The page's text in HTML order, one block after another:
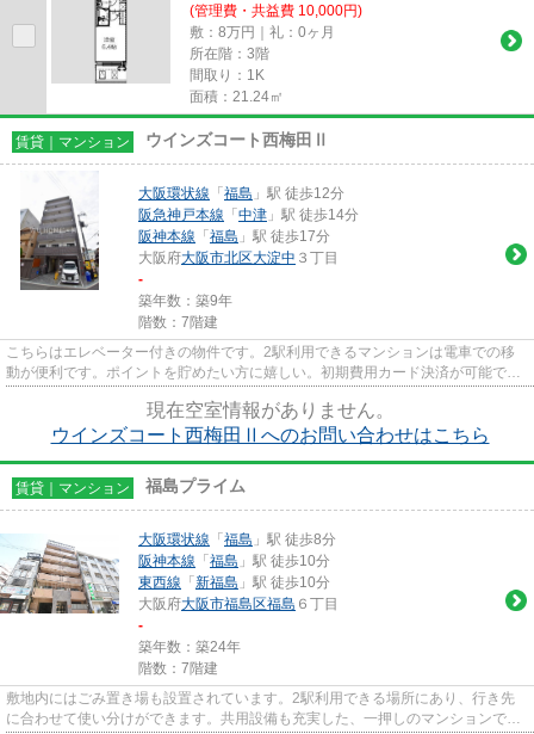
(管理費・共益費 10,000円)
敷：8万円｜礼：0ヶ月
所在階：3階
間取り：1K
面積：21.24㎡
賃貸｜マンション ウインズコート西梅田Ⅱ
大阪環状線 「 福島 」駅 徒歩12分
阪急神戸本線 「 中津 」駅 徒歩14分
阪神本線 「 福島 」駅 徒歩17分
大阪府大阪市北区大淀中 ３丁目
-
築年数：築9年
階数：7階建
こちらはエレベーター付きの物件です。2駅利用できるマンションは電車での移
動が便利です。ポイントを貯めたい方に嬉しい。初期費用カード決済が可能で
現在空室情報がありません。
ウインズコート西梅田Ⅱへのお問い合わせはこちら
賃貸｜マンション 福島プライム
大阪環状線 「 福島 」駅 徒歩8分
阪神本線 「 福島 」駅 徒歩10分
東西線 「 新福島 」駅 徒歩10分
大阪府大阪市福島区福島 ６丁目
-
築年数：築24年
階数：7階建
敷地内にはごみ置き場も設置されています。2駅利用できる場所にあり、行き先
に合わせて使い分けができます。共用設備も充実した、一押しのマンションで